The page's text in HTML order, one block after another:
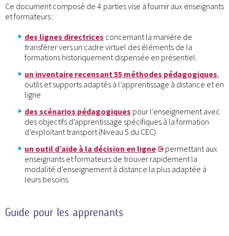
Ce document composé de 4 parties vise à fournir aux enseignants
et formateurs :
des lignes directrices concernant la manière de
transférer vers un cadre virtuel des éléments de la
formations historiquement dispensée en présentiel.
un inventaire recensant 55 méthodes pédagogiques
outils et supports adaptés à l’apprentissage à distance et en
ligne
des scénarios pédagogiques pour l’enseignement avec
des objectifs d’apprentissage spécifiques à la formation
d’exploitant transport (Niveau 5 du CEC).
un outil d’aide à la décision en ligne
permettant aux
enseignants et formateurs de trouver rapidement la
modalité d’enseignement à distance la plus adaptée à
leurs besoins.
Guide pour les apprenants